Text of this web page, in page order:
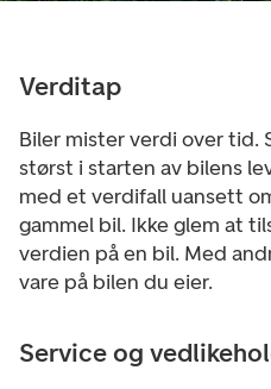
Verditap
Biler mister verdi over tid.
størst i starten av bilens
med et verdifall uansett
gammel bil. Ikke glem at
verdien på en bil. Med
vare på bilen du eier.
Service og